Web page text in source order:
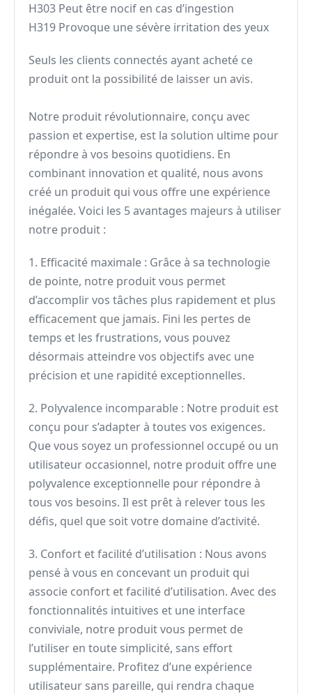
H303 Peut être nocif en cas d’ingestion
H319 Provoque une sévère irritation des yeux
Seuls les clients connectés ayant acheté ce
produit ont la possibilité de laisser un avis.
Notre produit révolutionnaire, conçu avec
passion et expertise, est la solution ultime pour
répondre à vos besoins quotidiens. En
combinant innovation et qualité, nous avons
créé un produit qui vous offre une expérience
inégalée. Voici les 5 avantages majeurs à utiliser
notre produit :
1. Efficacité maximale : Grâce à sa technologie
de pointe, notre produit vous permet
d’accomplir vos tâches plus rapidement et plus
efficacement que jamais. Fini les pertes de
temps et les frustrations, vous pouvez
désormais atteindre vos objectifs avec une
précision et une rapidité exceptionnelles.
2. Polyvalence incomparable : Notre produit est
conçu pour s’adapter à toutes vos exigences.
Que vous soyez un professionnel occupé ou un
utilisateur occasionnel, notre produit offre une
polyvalence exceptionnelle pour répondre à
tous vos besoins. Il est prêt à relever tous les
défis, quel que soit votre domaine d’activité.
3. Confort et facilité d’utilisation : Nous avons
pensé à vous en concevant un produit qui
associe confort et facilité d’utilisation. Avec des
fonctionnalités intuitives et une interface
conviviale, notre produit vous permet de
l’utiliser en toute simplicité, sans effort
supplémentaire. Profitez d’une expérience
utilisateur sans pareille, qui rendra chaque